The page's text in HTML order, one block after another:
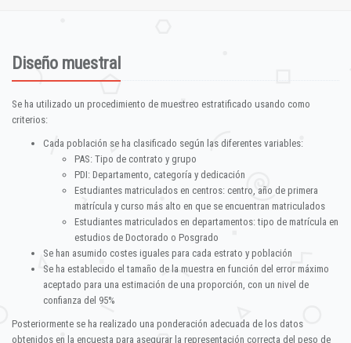
Diseño muestral
Se ha utilizado un procedimiento de muestreo estratificado usando como
criterios:
Cada población se ha clasificado según las diferentes variables:
PAS: Tipo de contrato y grupo
PDI: Departamento, categoría y dedicación
Estudiantes matriculados en centros: centro, año de primera
matrícula y curso más alto en que se encuentran matriculados
Estudiantes matriculados en departamentos: tipo de matrícula en
estudios de Doctorado o Posgrado
Se han asumido costes iguales para cada estrato y población
Se ha establecido el tamaño de la muestra en función del error máximo
aceptado para una estimación de una proporción, con un nivel de
confianza del 95%
Posteriormente se ha realizado una ponderación adecuada de los datos
obtenidos en la encuesta para asegurar la representación correcta del peso de